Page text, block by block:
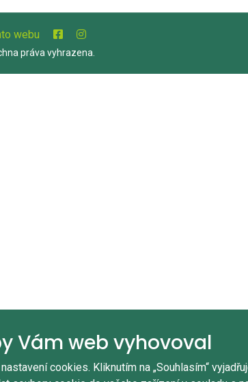
webu
práva vyhrazena.
Vám web vyhovoval
cookies. Kliknutím na „Souhlasím“